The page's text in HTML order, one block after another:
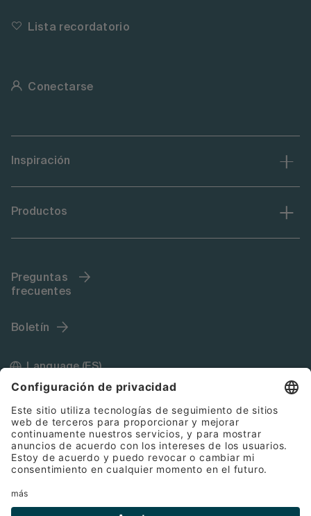
Lista recordatorio
Conectarse
Inspiración
Productos
Preguntas
frecuentes
Boletín
Language (ES)
Impressum